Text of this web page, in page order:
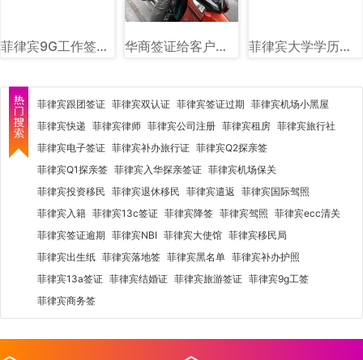
菲律宾9G工作签证样式图片讲解 华商签证给客户送件图 菲律宾大学学历图片样式讲解
菲律宾跟团签证 菲律宾双认证 菲律宾签证过期 菲律宾机场小黑屋
菲律宾快递 菲律宾律师 菲律宾公司注册 菲律宾租房 菲律宾旅行社
菲律宾电子签证 菲律宾补办旅行证 菲律宾Q2探亲签
菲律宾Q1探亲签 菲律宾入华探亲签证 菲律宾机场保关
菲律宾投资移民 菲律宾退休移民 菲律宾遣返 菲律宾国际驾照
菲律宾入籍 菲律宾13c签证 菲律宾降签 菲律宾驾照 菲律宾ecc清关
菲律宾签证逾期 菲律宾NBI 菲律宾大使馆 菲律宾移民局
菲律宾出生纸 菲律宾落地签 菲律宾黑名单 菲律宾补办护照
菲律宾13a签证 菲律宾结婚证 菲律宾旅游签证 菲律宾9g工签
菲律宾商务签